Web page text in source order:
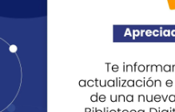
Entendido